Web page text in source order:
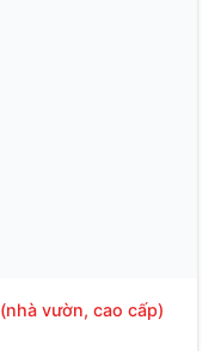
vườn, cao cấp)